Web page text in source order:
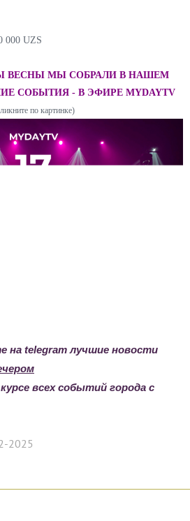
000 UZS
ВЕСНЫ МЫ СОБРАЛИ В НАШЕМ
СОБЫТИЯ - В ЭФИРЕ MYDAYTV
по картинке)
на telegram лучшие новости
всех событий города с
2025